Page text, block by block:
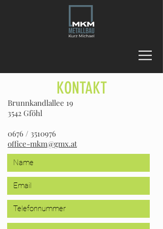
KONTAKT
Brunnkandlallee 19
3542 Gföhl
0676 / 3510976
office-mkm@gmx.at